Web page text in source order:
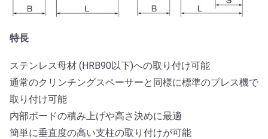
特長
ステンレス母材 (HRB90以下)への取り付け可能
通常のクリンチングスペーサーと同様に標準のプレス機で
取り付け可能
内部ボードの積み上げや高さ決めに最適
簡単に垂直度の高い支柱の取り付けが可能